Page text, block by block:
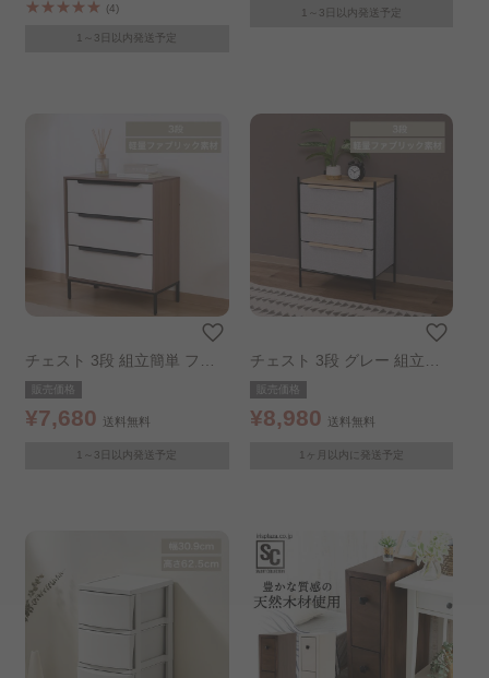
(4)
1～3日以内発送予定
1～3日以内発送予定
チェスト 3段 組立簡単 ファ
ブリックチェスト クレオ
販売価格
¥7,680 送料無料
1～3日以内発送予定
チェスト 3段 グレー 組立簡
単 ファブリックチェスト ク
レオ
販売価格
¥8,980 送料無料
1ヶ月以内に発送予定